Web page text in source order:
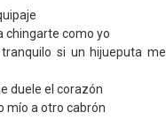
chingarte como yo
si un hijueputa me
duele el corazón
mío a otro cabrón